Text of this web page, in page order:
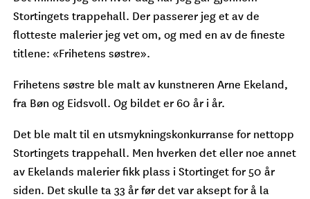
Stortingets trappehall. Der passerer jeg et av de
flotteste malerier jeg vet om, og med en av de fineste
titlene: «Frihetens søstre».
Frihetens søstre ble malt av kunstneren Arne Ekeland,
fra Bøn og Eidsvoll. Og bildet er 60 år i år.
Det ble malt til en utsmykningskonkurranse for nettopp
Stortingets trappehall. Men hverken det eller noe annet
av Ekelands malerier fikk plass i Stortinget for 50 år
siden. Det skulle ta 33 år før det var aksept for å la